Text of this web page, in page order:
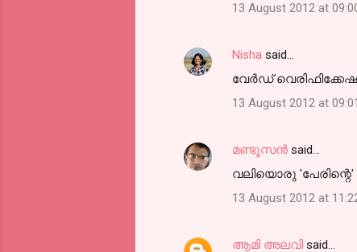
13 August 2012 at
Nisha said…
വേര്‍ഡ്
13 August 2012 at 09:01
മണ്ടൂസന്‍ said…
വലിയൊരു
13 August 2012 at
ആമി അലവി said…